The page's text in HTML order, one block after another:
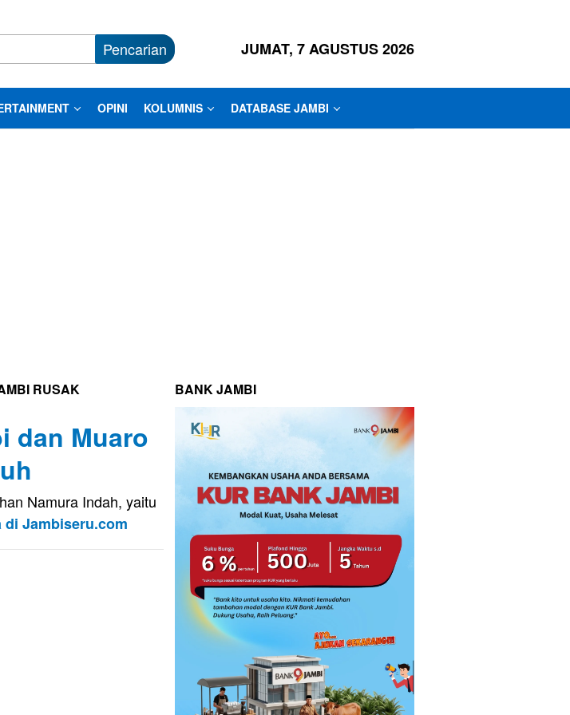
Pencarian JUMAT, 7 AGUSTUS 2026
OPINI KOLUMNIS DATABASE JAMBI
RUSAK
dan Muaro
Namura Indah, yaitu
di Jambiseru.com
BANK JAMBI